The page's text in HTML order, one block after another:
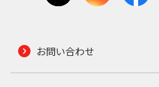
お問い合わせ